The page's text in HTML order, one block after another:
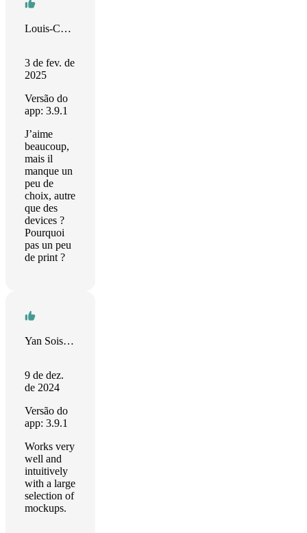
Louis-Christophe
3 de fev. de
2025
Versão do
app: 3.9.1
J’aime
beaucoup,
mais il
manque un
peu de
choix, autre
que des
devices ?
Pourquoi
pas un peu
de print ?
Yan Soisson
9 de dez.
de 2024
Versão do
app: 3.9.1
Works very
well and
intuitively
with a large
selection of
mockups.